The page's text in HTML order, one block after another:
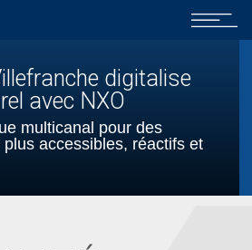
digitalise
avec NXO
multicanal pour des
accessibles, réactifs et